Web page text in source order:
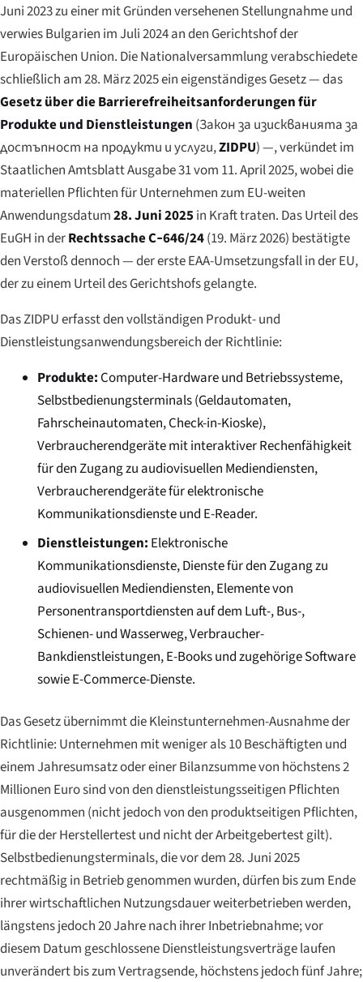
Juni 2023 zu einer mit Gründen versehenen Stellungnahme und
verwies Bulgarien im Juli 2024 an den Gerichtshof der
Europäischen Union. Die Nationalversammlung verabschiedete
schließlich am 28. März 2025 ein eigenständiges Gesetz — das
Gesetz über die Barrierefreiheitsanforderungen für
Produkte und Dienstleistungen (Закон за изискванията за
достъпност на продукти и услуги,ZIDPU) —, verkündet im
Staatlichen AmtsblattAusgabe 31 vom 11. April 2025, wobei die
materiellen Pflichten für Unternehmen zum EU-weiten
Anwendungsdatum28. Juni 2025in Kraft traten. Das Urteil des
EuGH in derRechtssache C‑646/24(19. März 2026) bestätigte
den Verstoß dennoch — der erste EAA-Umsetzungsfall in der EU,
der zu einem Urteil des Gerichtshofs gelangte.
Das ZIDPU erfasst den vollständigen Produkt- und
Dienstleistungsanwendungsbereich der Richtlinie:
Produkte:Computer-Hardware und Betriebssysteme,
Selbstbedienungsterminals (Geldautomaten,
Fahrscheinautomaten, Check-in-Kioske),
Verbraucherendgeräte mit interaktiver Rechenfähigkeit
für den Zugang zu audiovisuellen Mediendiensten,
Verbraucherendgeräte für elektronische
Kommunikationsdienste und E-Reader.
Dienstleistungen: Elektronische
Kommunikationsdienste, Dienste für den Zugang zu
audiovisuellen Mediendiensten, Elemente von
Personentransportdiensten auf dem Luft-, Bus-,
Schienen- und Wasserweg, Verbraucher-
Bankdienstleistungen, E-Books und zugehörige Software
sowie E-Commerce-Dienste.
Das Gesetz übernimmt die Kleinstunternehmen-Ausnahme der
Richtlinie: Unternehmen mit weniger als 10 Beschäftigten und
einem Jahresumsatz oder einer Bilanzsumme von höchstens 2
Millionen Euro sind von den dienstleistungsseitigen Pflichten
ausgenommen (nicht jedoch von den produktseitigen Pflichten,
für die der Herstellertest und nicht der Arbeitgebertest gilt).
Selbstbedienungsterminals, die vor dem 28. Juni 2025
rechtmäßig in Betrieb genommen wurden, dürfen bis zum Ende
ihrer wirtschaftlichen Nutzungsdauer weiterbetrieben werden,
längstens jedoch 20 Jahre nach ihrer Inbetriebnahme; vor
diesem Datum geschlossene Dienstleistungsverträge laufen
unverändert bis zum Vertragsende, höchstens jedoch fünf Jahre;